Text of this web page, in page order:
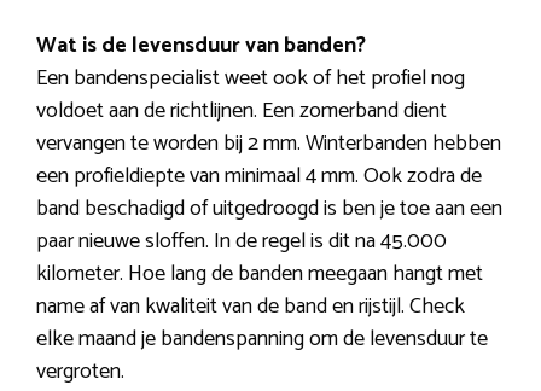
Wat is de levensduur van banden?
Een bandenspecialist weet ook of het profiel nog
voldoet aan de richtlijnen. Een zomerband dient
vervangen te worden bij 2 mm. Winterbanden hebben
een profieldiepte van minimaal 4 mm. Ook zodra de
band beschadigd of uitgedroogd is ben je toe aan een
paar nieuwe sloffen. In de regel is dit na 45.000
kilometer. Hoe lang de banden meegaan hangt met
name af van kwaliteit van de band en rijstijl. Check
elke maand je bandenspanning om de levensduur te
vergroten.